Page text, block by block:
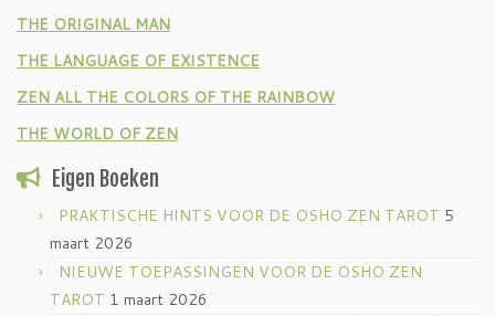
THE ORIGINAL MAN
THE LANGUAGE OF EXISTENCE
ZEN ALL THE COLORS OF THE RAINBOW
THE WORLD OF ZEN
Eigen Boeken
PRAKTISCHE HINTS VOOR DE OSHO ZEN TAROT 5
maart 2026
NIEUWE TOEPASSINGEN VOOR DE OSHO ZEN
TAROT 1 maart 2026